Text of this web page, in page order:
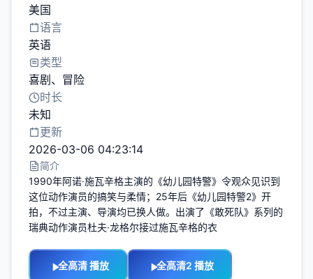
美国
语言
英语
类型
喜剧 、 冒险
时长
未知
更新
2026-03-06 04:23:14
简介
1990年阿诺·施瓦辛格主演的《幼儿园特警》令观众见识到
这位动作演员的搞笑与柔情；25年后《幼儿园特警2》开
拍，不过主演、导演均已换人做。出演了《敢死队》系列的
瑞典动作演员杜夫·龙格尔接过施瓦辛格的衣
全高清 播放 全高清2 播放